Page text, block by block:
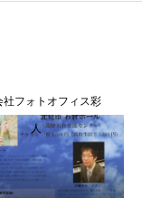
社フォトオフィス彩
人